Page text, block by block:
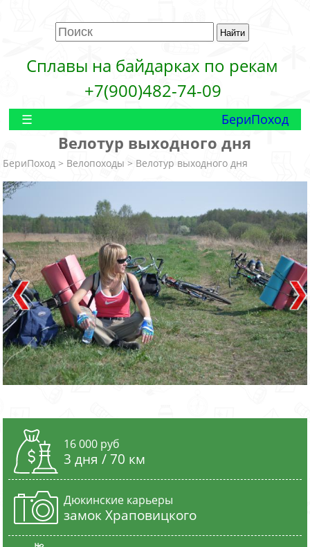
Сплавы на байдарках по рекам
+7(900)482-74-09
БериПоход
Велотур выходного дня
БериПоход > Велопоходы > Велотур выходного дня
16 000 руб
3 дня / 70 км
Дюкинские карьеры
замок Храповицкого